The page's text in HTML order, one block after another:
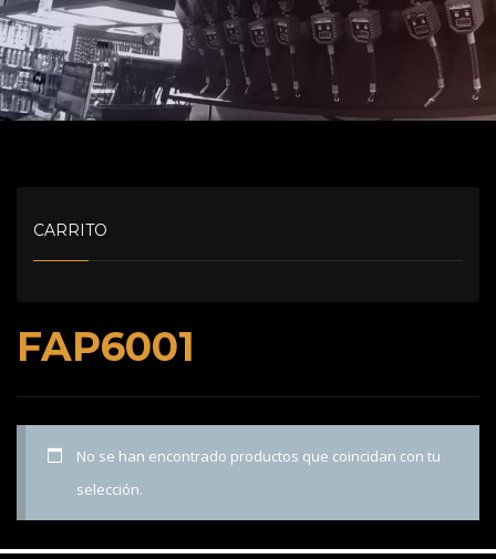
FAP6001
No se han encontrado productos que coincidan con tu
selección.
CARRITO